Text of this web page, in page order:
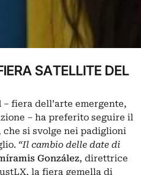
SATELLITE DEL
– fiera dell’arte emergente,
– ha preferito seguire il
si svolge nei padiglioni
“Il cambio delle date di
González, direttrice
la fiera gemella di